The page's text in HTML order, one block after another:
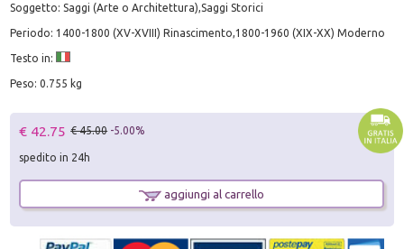
Soggetto: Saggi (Arte o Architettura),Saggi Storici
Periodo: 1400-1800 (XV-XVIII) Rinascimento,1800-1960 (XIX-XX) Moderno
Testo in:
Peso: 0.755 kg
€ 42.75 € 45.00 -5.00%
spedito in 24h
aggiungi al carrello